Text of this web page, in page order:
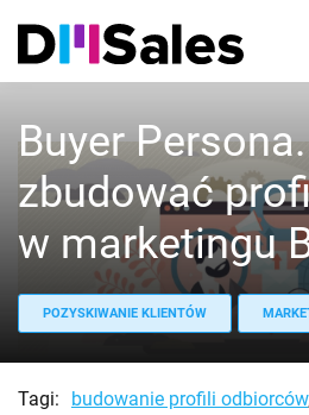
Buyer
zbudować
w marketingu
POZYSKIWANIE KLIENTÓW
Tagi: budowanie profili odbiorców